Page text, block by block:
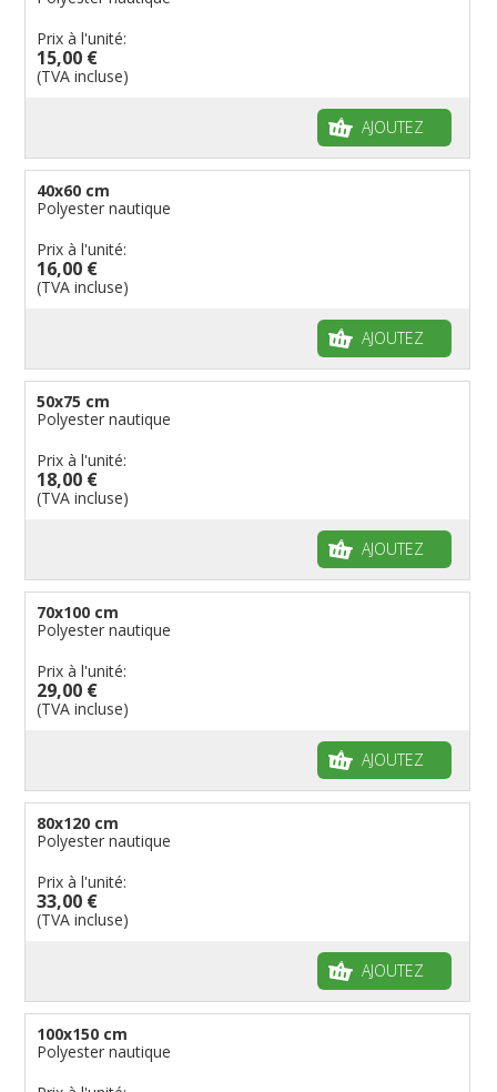
Prix à l'unité:
15,00 €
(TVA incluse)
AJOUTEZ
40x60 cm
Polyester nautique
Prix à l'unité:
16,00 €
(TVA incluse)
AJOUTEZ
50x75 cm
Polyester nautique
Prix à l'unité:
18,00 €
(TVA incluse)
AJOUTEZ
70x100 cm
Polyester nautique
Prix à l'unité:
29,00 €
(TVA incluse)
AJOUTEZ
80x120 cm
Polyester nautique
Prix à l'unité:
33,00 €
(TVA incluse)
AJOUTEZ
100x150 cm
Polyester nautique